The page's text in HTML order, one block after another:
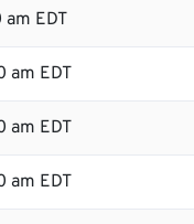
am EDT
am EDT
am EDT
am EDT